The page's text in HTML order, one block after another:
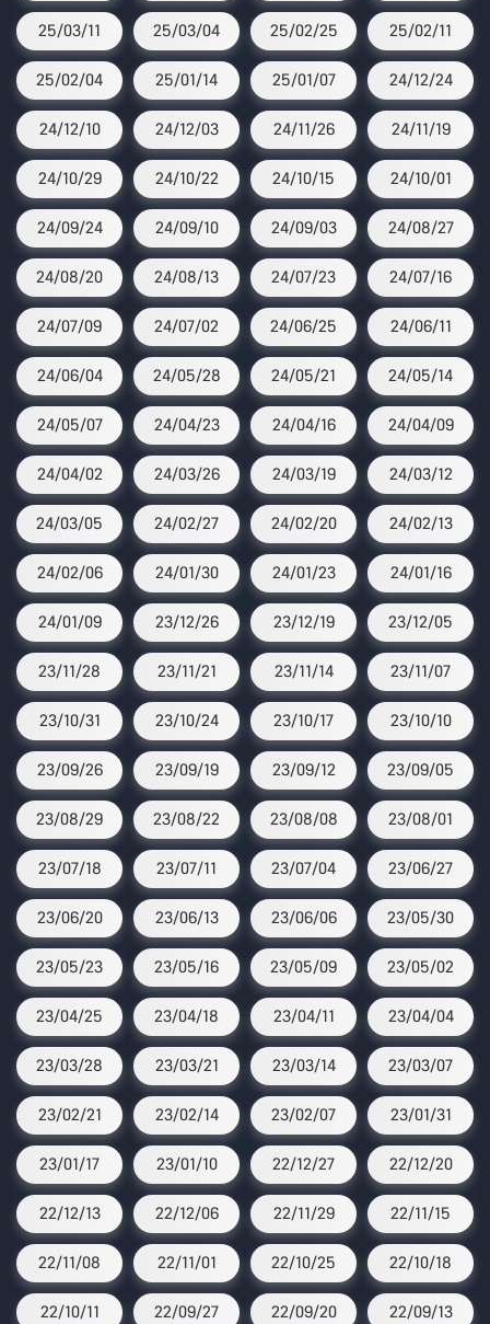
25/03/11 25/03/04 25/02/25 25/02/11
25/02/04 25/01/14 25/01/07 24/12/24
24/12/10 24/12/03 24/11/26 24/11/19
24/10/29 24/10/22 24/10/15 24/10/01
24/09/24 24/09/10 24/09/03 24/08/27
24/08/20 24/08/13 24/07/23 24/07/16
24/07/09 24/07/02 24/06/25 24/06/11
24/06/04 24/05/28 24/05/21 24/05/14
24/05/07 24/04/23 24/04/16 24/04/09
24/04/02 24/03/26 24/03/19 24/03/12
24/03/05 24/02/27 24/02/20 24/02/13
24/02/06 24/01/30 24/01/23 24/01/16
24/01/09 23/12/26 23/12/19 23/12/05
23/11/28 23/11/21 23/11/14 23/11/07
23/10/31 23/10/24 23/10/17 23/10/10
23/09/26 23/09/19 23/09/12 23/09/05
23/08/29 23/08/22 23/08/08 23/08/01
23/07/18 23/07/11 23/07/04 23/06/27
23/06/20 23/06/13 23/06/06 23/05/30
23/05/23 23/05/16 23/05/09 23/05/02
23/04/25 23/04/18 23/04/11 23/04/04
23/03/28 23/03/21 23/03/14 23/03/07
23/02/21 23/02/14 23/02/07 23/01/31
23/01/17 23/01/10 22/12/27 22/12/20
22/12/13 22/12/06 22/11/29 22/11/15
22/11/08 22/11/01 22/10/25 22/10/18
22/10/11 22/09/27 22/09/20 22/09/13